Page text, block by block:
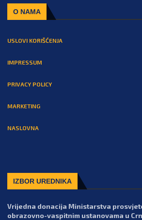
O NAMA
USLOVI KORIŠĆENJA
IMPRESSUM
PRIVACY POLICY
MARKETING
NASLOVNA
IZBOR UREDNIKA
Vrijedna donacija Ministarstva
obrazovno-vaspitnim ustanovama u